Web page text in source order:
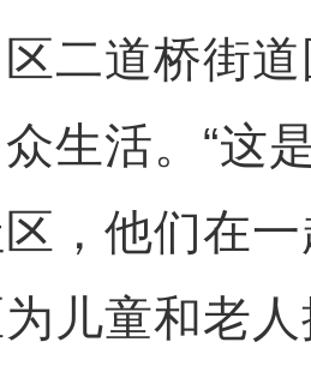
二道桥街
生活。“这
，他们在
儿童和老